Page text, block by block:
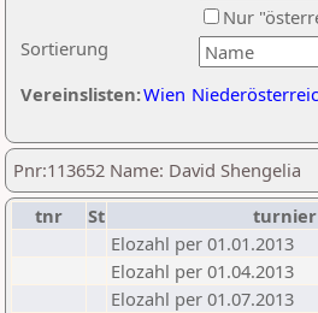
Sortierung
Nur
Vereinslisten:Wien
Pnr:113652 Name: David Shengelia
tnr
St turnier
Elozahl per 01.01.2013
Elozahl per 01.04.2013
Elozahl per 01.07.2013